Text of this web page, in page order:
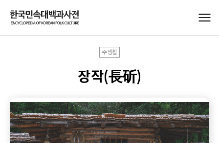
주생활
장작(長斫)